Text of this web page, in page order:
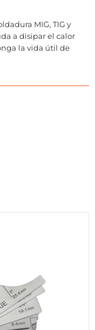
MIG, TIG y
a disipar el calor
la vida útil de